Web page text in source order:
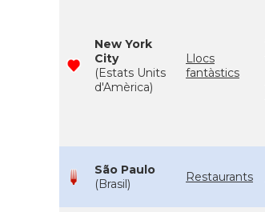
New York
City
(Estats Units
d'Amèrica)
Llocs
fantàstics
São Paulo
(Brasil)
Restaurants